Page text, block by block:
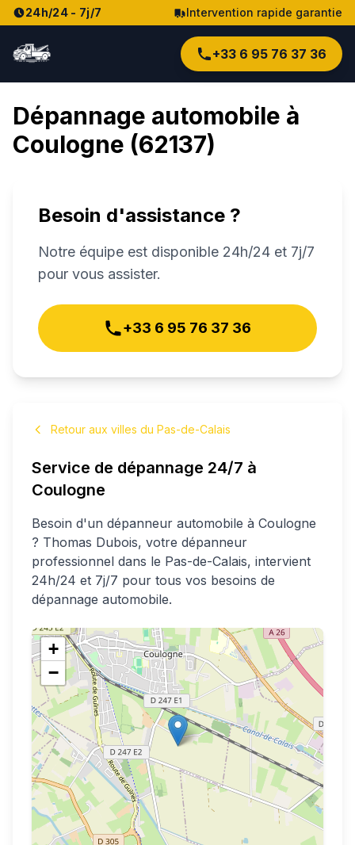
24h/24 - 7j/7 Intervention rapide garantie
+33 6 95 76 37 36
Dépannage automobile à
Coulogne (62137)
Besoin d'assistance ?
Notre équipe est disponible 24h/24 et 7j/7
pour vous assister.
+33 6 95 76 37 36
Retour aux villes du Pas-de-Calais
Service de dépannage 24/7 à
Coulogne
Besoin d'un dépanneur automobile à Coulogne
? Thomas Dubois, votre dépanneur
professionnel dans le Pas-de-Calais, intervient
24h/24 et 7j/7 pour tous vos besoins de
dépannage automobile.
+
−